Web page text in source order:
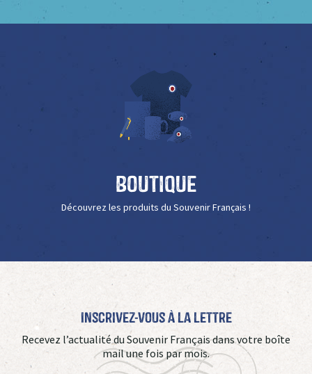
Boutique
Découvrez les produits du Souvenir Français !
Inscrivez-vous à La Lettre
Recevez l’actualité du Souvenir Français dans votre boîte
mail une fois par mois.